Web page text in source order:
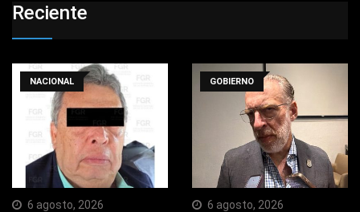
Reciente
NACIONAL
6 agosto, 2026
GOBIERNO
6 agosto, 2026